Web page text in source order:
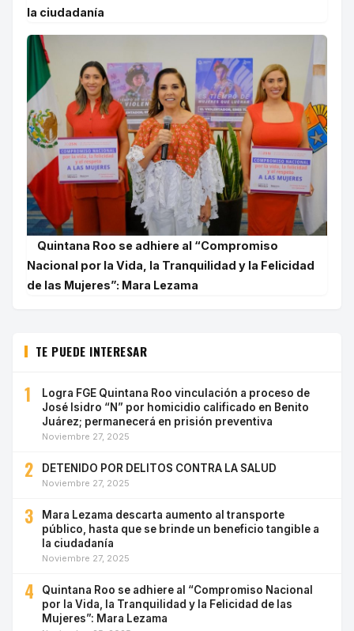
la ciudadanía
Quintana Roo se adhiere al “Compromiso
Nacional por la Vida, la Tranquilidad y la Felicidad
de las Mujeres”: Mara Lezama
TE PUEDE INTERESAR
1
Logra FGE Quintana Roo vinculación a proceso de
José Isidro “N” por homicidio calificado en Benito
Juárez; permanecerá en prisión preventiva
Noviembre 27, 2025
2 DETENIDO POR DELITOS CONTRA LA SALUD
Noviembre 27, 2025
3
Mara Lezama descarta aumento al transporte
público, hasta que se brinde un beneficio tangible a
la ciudadanía
Noviembre 27, 2025
4
Quintana Roo se adhiere al “Compromiso Nacional
por la Vida, la Tranquilidad y la Felicidad de las
Mujeres”: Mara Lezama